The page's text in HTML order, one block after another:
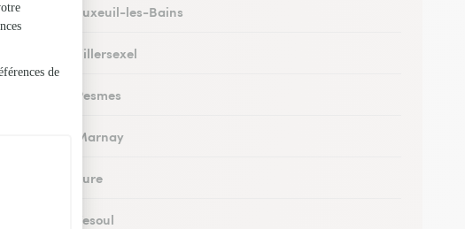
Fleuristes à Luxeuil-les-Bains
Fleuristes à Villersexel
Fleuristes à Pesmes
Fleuristes à Marnay
Fleuristes à Lure
Fleuristes à Vesoul